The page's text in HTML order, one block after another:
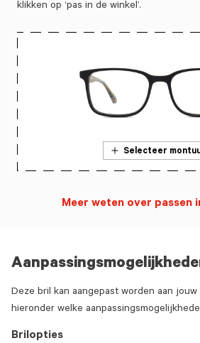
Deze bril kan aangepast worden aan
hieronder welke
Brilopties
klikken op ‘pas in de winkel’.
Selecteer
Meer weten over passen